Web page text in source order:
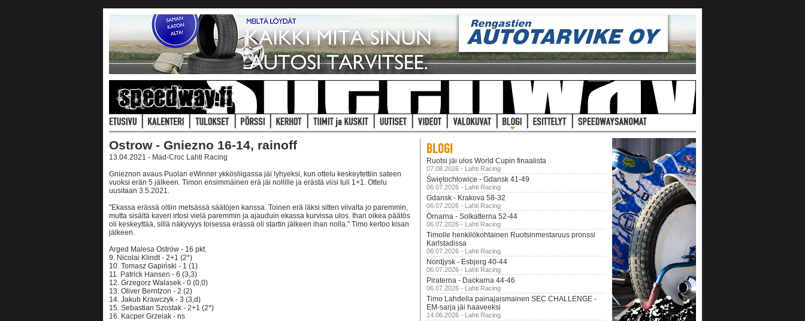
Ostrow - Gniezno 16-14, rainoff
13.04.2021 - Mad-Croc Lahti Racing
Gnieznon avaus Puolan eWinner ykkösliigassa jäi lyhyeksi, kun ottelu keskeytettiin sateen
vuoksi erän 5 jälkeen. Timon ensimmäinen erä jäi nollille ja erästä viisi tuli 1+1. Ottelu
uusitaan 3.5.2021.
"Ekassa erässä oltiin metsässä säätöjen kanssa. Toinen erä läksi sitten viivalta jo paremmin,
mutta sisältä kaveri irtosi vielä paremmin ja ajauduin ekassa kurvissa ulos. Ihan oikea päätös
oli keskeyttää, sillä näkyvyys toisessa erässä oli startin jälkeen ihan nolla." Timo kertoo kisan
jälkeen.
Arged Malesa Ostrów - 16 pkt.
9. Nicolai Klindt - 2+1 (2*)
10. Tomasz Gapiński - 1 (1)
11. Patrick Hansen - 6 (3,3)
12. Grzegorz Walasek - 0 (0,0)
13. Oliver Berntzon - 2 (2)
14. Jakub Krawczyk - 3 (3,d)
15. Sebastian Szostak - 2+1 (2*)
16. Kacper Grzelak - ns
Ruotsi jäi ulos World Cupin finaalista
07.08.2026 - Lahti Racing
Świętochłowice - Gdansk 41-49
06.07.2026 - Lahti Racing
Gdansk - Krakova 58-32
06.07.2026 - Lahti Racing
Örnarna - Solkatterna 52-44
06.07.2026 - Lahti Racing
Timolle henkilökohtainen Ruotsinmestaruus pronssi
Karlstadissa
06.07.2026 - Lahti Racing
Nordjysk - Esbjerg 40-44
06.07.2026 - Lahti Racing
Piraterna - Dackarna 44-46
06.07.2026 - Lahti Racing
Timo Lahdella painajaismainen SEC CHALLENGE -
EM-sarja jäi haaveeksi
14.06.2026 - Lahti Racing